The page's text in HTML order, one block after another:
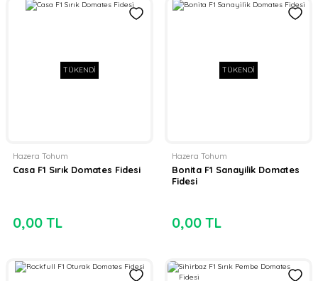
TÜKENDİ
Hazera Tohum
Casa F1 Sırık Domates Fidesi
0,00 TL
TÜKENDİ
Hazera Tohum
Bonita F1 Sanayilik Domates
Fidesi
0,00 TL